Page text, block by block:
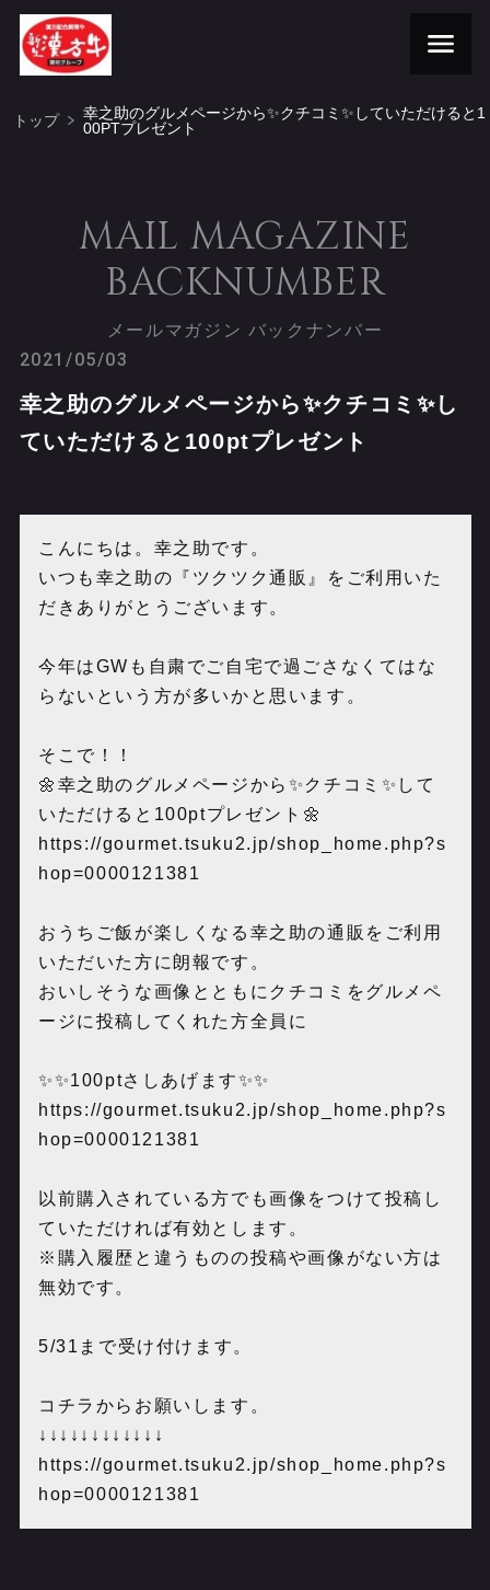
トップ
幸之助のグルメページから✨クチコミ✨していただけると1
00PTプレゼント
MAIL MAGAZINE
BACKNUMBER
メールマガジン バックナンバー
2021/05/03
幸之助のグルメページから✨クチコミ✨し
ていただけると100ptプレゼント
こんにちは。幸之助です。
いつも幸之助の『ツクツク通販』をご利用いた
だきありがとうございます。
今年はGWも自粛でご自宅で過ごさなくてはな
らないという方が多いかと思います。
そこで！！
🌼幸之助のグルメページから✨クチコミ✨して
いただけると100ptプレゼント🌼
https://gourmet.tsuku2.jp/shop_home.php?s
hop=0000121381
おうちご飯が楽しくなる幸之助の通販をご利用
いただいた方に朗報です。
おいしそうな画像とともにクチコミをグルメペ
ージに投稿してくれた方全員に
✨✨100ptさしあげます✨✨
https://gourmet.tsuku2.jp/shop_home.php?s
hop=0000121381
以前購入されている方でも画像をつけて投稿し
ていただければ有効とします。
※購入履歴と違うものの投稿や画像がない方は
無効です。
5/31まで受け付けます。
コチラからお願いします。
↓↓↓↓↓↓↓↓↓↓↓↓
https://gourmet.tsuku2.jp/shop_home.php?s
hop=0000121381